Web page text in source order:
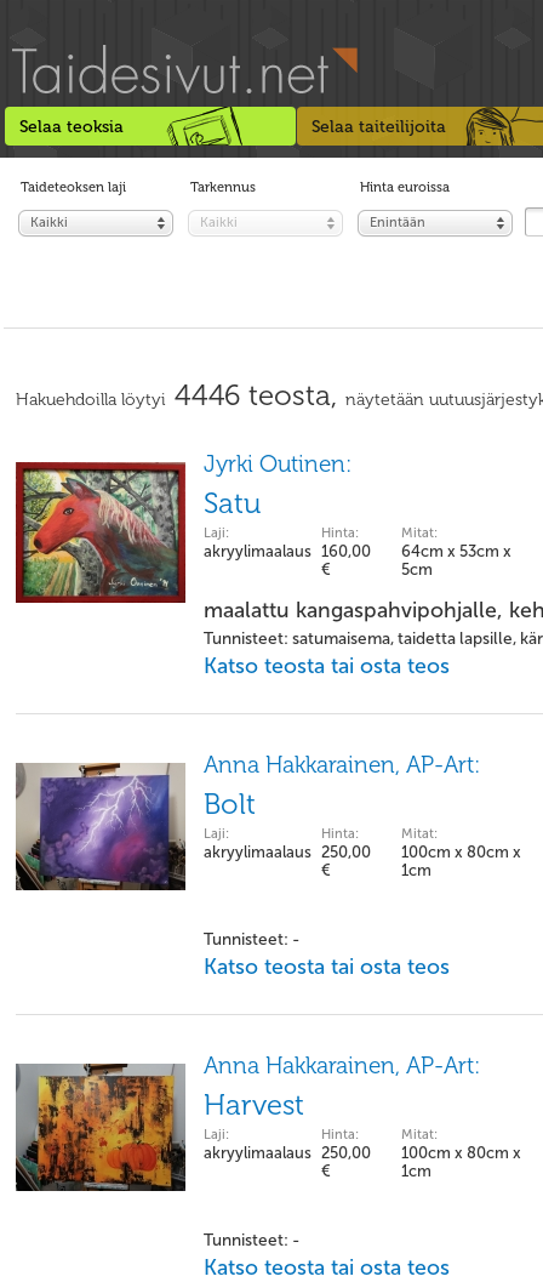
Selaa teoksia Selaa taiteilijoita
Taideteoksen laji
Kaikki
Tarkennus
Kaikki
Hinta euroissa
Enintään
Hakuehdoilla löytyi 4446 teosta, näytetään
Jyrki Outinen:
Satu
Laji:
akryylimaalaus
Hinta:
160,00
€
Mitat:
64cm x 53cm x
5cm
maalattu kangaspahvipohjalle,
Tunnisteet: satumaisema, taidetta lapsille,
Katso teosta tai osta teos
Anna Hakkarainen, AP-Art:
Bolt
Laji:
akryylimaalaus
Hinta:
250,00
€
Mitat:
100cm x 80cm x
1cm
Tunnisteet: -
Katso teosta tai osta teos
Anna Hakkarainen, AP-Art:
Harvest
Laji:
akryylimaalaus
Hinta:
250,00
€
Mitat:
100cm x 80cm x
1cm
Tunnisteet: -
Katso teosta tai osta teos